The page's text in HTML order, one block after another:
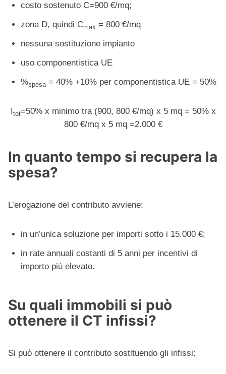
costo sostenuto C=900 €/mq;
zona D, quindi Cmax = 800 €/mq
nessuna sostituzione impianto
uso componentistica UE
%spesa = 40% +10% per componentistica UE = 50%
tot=50% x minimo tra (900, 800 €/mq) x 5 mq = 50% x
800 €/mq x 5 mq =2.000 €
In quanto tempo si recupera la
spesa?
L’erogazione del contributo avviene:
in un’unica soluzione per importi sotto i 15.000 €;
in rate annuali costanti di 5 anni per incentivi di
importo più elevato.
Su quali immobili si può
ottenere il CT infissi?
Si può ottenere il contributo sostituendo gli infissi: